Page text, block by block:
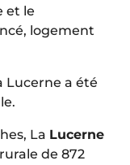
et le
logement
Lucerne a été
La Lucerne
de 872